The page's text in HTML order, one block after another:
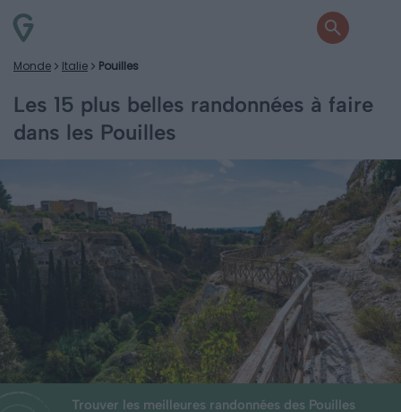
Monde Italie Pouilles
Les 15 plus belles randonnées à faire
dans les Pouilles
Trouver les meilleures randonnées des Pouilles